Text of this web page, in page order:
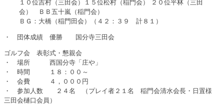
１０位吉村（三田会）１５位松村（稲門会） ２０位平林（三田
会） ＢＢ五十嵐（稲門会）
ＢＧ：大橋（稲門田会）（４２：３９ 計８１）
・ 団体成績 優勝 国分寺三田会
ゴルフ会 表彰式・懇親会
・ 場所 西国分寺「庄や」
・ 時間 １８：００～
・ 会費 ４，０００円
・ 参加人数 ２４名 （プレイ者２１名 稲門会清水会長・日置様
三田会樋口会員）